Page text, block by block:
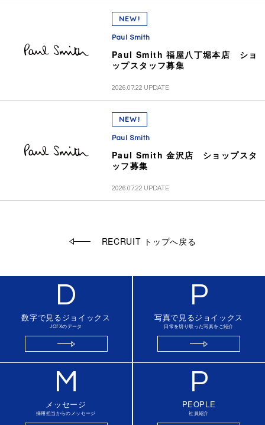
NEW!
Paul Smith
Paul Smith 福屋八丁堀本店 ショ
ップスタッフ募集
2026.07.22 UPDATE
NEW!
Paul Smith
Paul Smith 金沢店 ショップスタ
ッフ募集
2026.07.22 UPDATE
RECRUIT トップへ戻る
D
数字で見るジョイックス
JOI’Xのデータ
P
写真で見るジョイックス
日常を切り取った写真をご紹介
M
メッセージ
採用担当からのメッセージ
P
PEOPLE
社員紹介